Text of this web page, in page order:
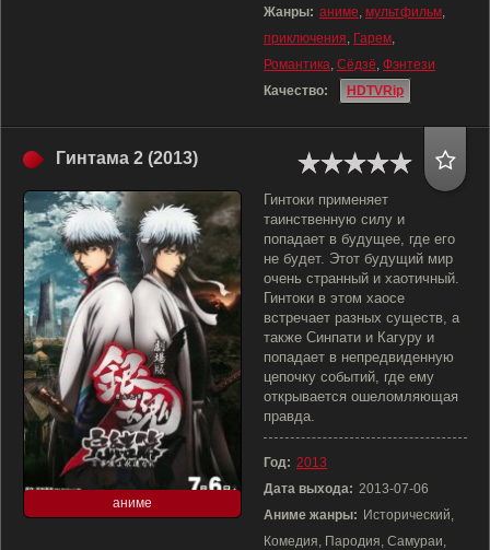
Жанры: аниме, мультфильм,
приключения, Гарем,
Романтика, Сёдзё, Фэнтези
Качество:
HDTVRip
Гинтама 2 (2013)
аниме
Гинтоки применяет
таинственную силу и
попадает в будущее, где его
не будет. Этот будущий мир
очень странный и хаотичный.
Гинтоки в этом хаосе
встречает разных существ, а
также Синпати и Кагуру и
попадает в непредвиденную
цепочку событий, где ему
открывается ошеломляющая
правда.
Год: 2013
Дата выхода: 2013-07-06
Аниме жанры: Исторический,
Комедия, Пародия, Самураи,